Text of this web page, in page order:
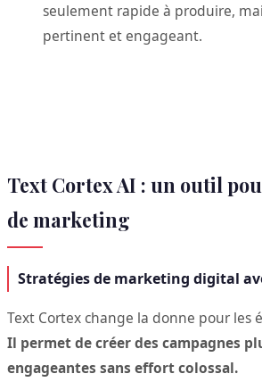
seulement rapide à produire,
pertinent et engageant.
Text Cortex AI : un outil
de marketing
Stratégies de marketing digital
Text Cortex change la donne pour les
Il permet de créer des campagnes
engageantes sans effort colossal.